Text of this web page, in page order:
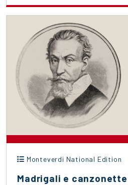
Monteverdi National Edition
Madrigali e